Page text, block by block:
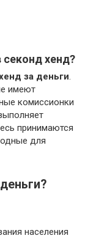
хенд?
за деньги.
имеют
комиссионки
принимаются
для
населения